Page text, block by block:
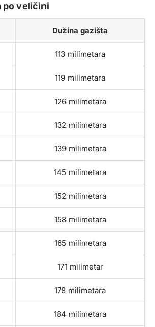
po veličini
Dužina gazišta
113 milimetara
119 milimetara
126 milimetara
132 milimetara
139 milimetara
145 milimetara
152 milimetara
158 milimetara
165 milimetara
171 milimetar
178 milimetara
184 milimetara